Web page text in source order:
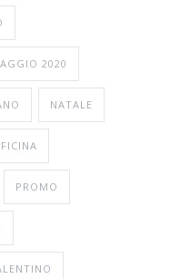
2020
NATALE
PROMO